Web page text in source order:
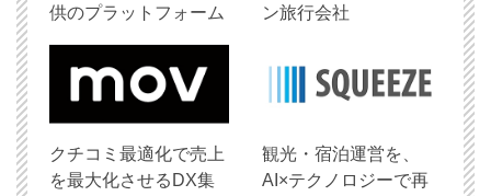
供のプラットフォーム
ン旅行会社
クチコミ最適化で売上
を最大化させるDX集
観光・宿泊運営を、
AI×テクノロジーで再